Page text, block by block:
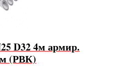
D32 4м армир.
(РВК)